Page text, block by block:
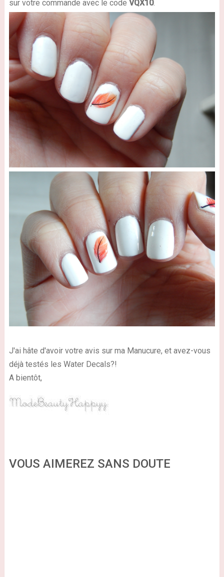
sur votre commande avec le code VQX10.
J'ai hâte d'avoir votre avis sur ma Manucure, et avez-vous
déjà testés les Water Decals?!
A bientôt,
VOUS AIMEREZ SANS DOUTE